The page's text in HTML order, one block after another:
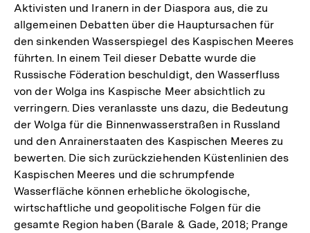
Aktivisten und Iranern in der Diaspora aus, die zu
allgemeinen Debatten über die Hauptursachen für
den sinkenden Wasserspiegel des Kaspischen Meeres
führten. In einem Teil dieser Debatte wurde die
Russische Föderation beschuldigt, den Wasserfluss
von der Wolga ins Kaspische Meer absichtlich zu
verringern. Dies veranlasste uns dazu, die Bedeutung
der Wolga für die Binnenwasserstraßen in Russland
und den Anrainerstaaten des Kaspischen Meeres zu
bewerten. Die sich zurückziehenden Küstenlinien des
Kaspischen Meeres und die schrumpfende
Wasserfläche können erhebliche ökologische,
wirtschaftliche und geopolitische Folgen für die
gesamte Region haben (Barale & Gade, 2018; Prange